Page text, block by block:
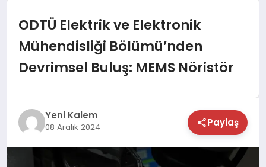
YAŞAM
SAĞLIK
MAGAZİN
ODTÜ Elektrik ve Elektronik
Mühendisliği Bölümü’nden
Devrimsel Buluş: MEMS Nöristör
Yeni Kalem
08 Aralık 2024 Paylaş